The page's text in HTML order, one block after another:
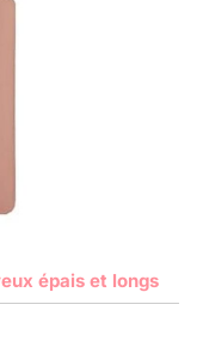
épais et longs